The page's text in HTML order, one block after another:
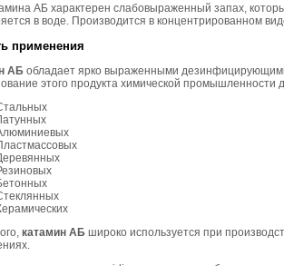
АБ характерен слабовыраженный запах,
в воде. Производится в концентрированном
применения
АБ обладает ярко выраженными
этого продукта химической
катамин АБ широко используется при